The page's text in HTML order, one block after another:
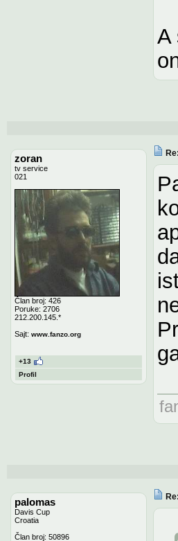
A
zoran
tv service
021
Član broj: 426
Poruke: 2706
212.200.145.*
Sajt: www.fanzo.org
+13
Profil
palomas
Davis Cup
Croatia
Član broj: 50896